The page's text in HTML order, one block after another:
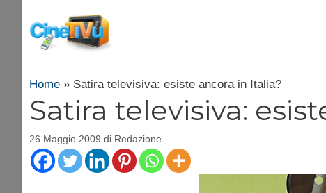
contenuto
Home » Satira televisiva: esiste ancora in Italia?
Satira televisiva:
26 Maggio 2009 di Redazione